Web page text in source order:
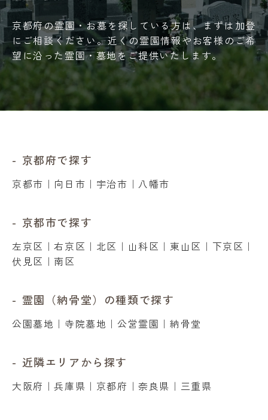
京都府の霊園・お墓を探している方は、まずは加登
にご相談ください。近くの霊園情報やお客様のご希
望に沿った霊園・墓地をご提供いたします。
京都府で探す
京都市 ｜ 向日市 ｜ 宇治市 ｜八幡市
京都市で探す
左京区 ｜右京区 ｜ 北区 ｜ 山科区 ｜東山区 ｜ 下京区 ｜
伏見区 ｜南区
霊園（納骨堂）の種類で探す
公園墓地 ｜ 寺院墓地 ｜公営霊園 ｜納骨堂
近隣エリアから探す
大阪府 ｜兵庫県 ｜ 京都府 ｜奈良県 ｜ 三重県